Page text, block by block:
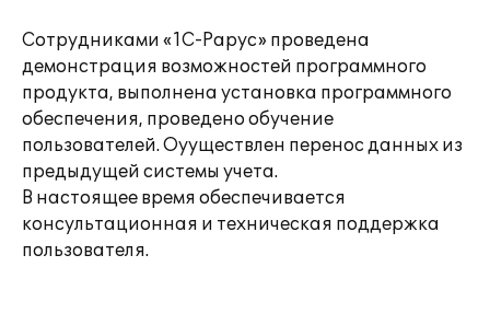
Сотрудниками «1С-Рарус» проведена
демонстрация возможностей программного
продукта, выполнена установка программного
обеспечения, проведено обучение
пользователей. Оууществлен перенос данных из
предыдущей системы учета.
В настоящее время обеспечивается
консультационная и техническая поддержка
пользователя.